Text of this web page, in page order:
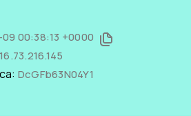
00:38:13 +0000
DcGFb63N04Y1